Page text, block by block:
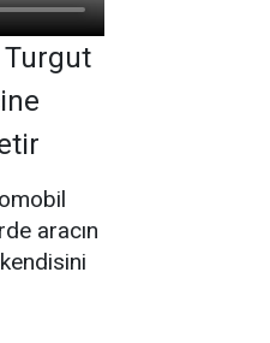
Turgut
aracın